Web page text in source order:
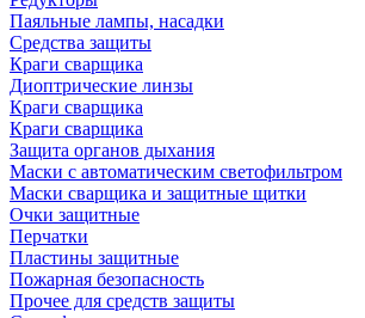
Паяльные лампы, насадки
Средства защиты
Краги сварщика
Диоптрические линзы
Краги сварщика
Краги сварщика
Защита органов дыхания
Маски с автоматическим светофильтром
Маски сварщика и защитные щитки
Очки защитные
Перчатки
Пластины защитные
Пожарная безопасность
Прочее для средств защиты